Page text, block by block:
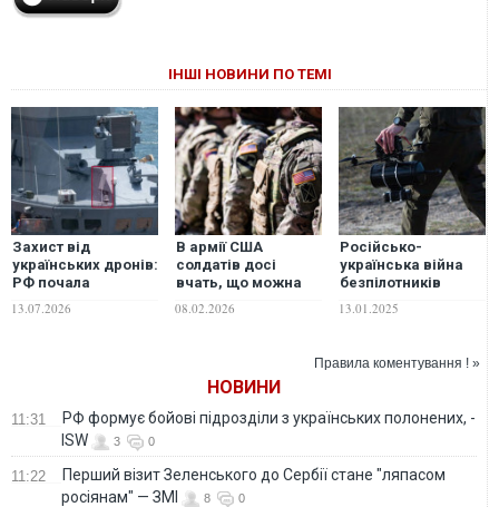
ІНШІ НОВИНИ ПО ТЕМІ
Захист від
українських дронів:
РФ почала
військово-морські
13.07.2026
В армії США
солдатів досі
вчать, що можна
дронів, - Business
08.02.2026
Російсько-
українська війна
безпілотників
фазу, – Newsweek
13.01.2025
Правила коментування ! »
НОВИНИ
11:31
РФ формує бойові підрозділи з українських полонених, -
ISW
3 0
11:22
Перший візит Зеленського до Сербії стане "ляпасом
росіянам" — ЗМІ
8 0